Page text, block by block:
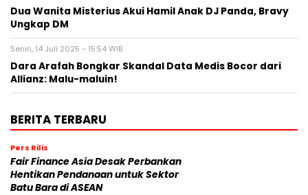
Dua Wanita Misterius Akui Hamil Anak DJ Panda, Bravy
Ungkap DM
Senin, 14 Juli 2025 - 15:54 WIB
Dara Arafah Bongkar Skandal Data Medis Bocor dari
Allianz: Malu-maluin!
BERITA TERBARU
Pers Rilis
Fair Finance Asia Desak Perbankan
Hentikan Pendanaan untuk Sektor
Batu Bara di ASEAN